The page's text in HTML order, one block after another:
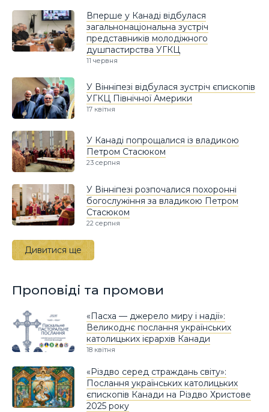
Вперше у Канаді відбулася
загальнонаціональна зустріч
представників молодіжного
душпастирства УГКЦ
11 червня
У Вінніпезі відбулася зустріч єпископів
УГКЦ Північної Америки
17 квітня
У Канаді попрощалися із владикою
Петром Стасюком
23 серпня
У Вінніпезі розпочалися похоронні
богослужіння за владикою Петром
Стасюком
22 серпня
Дивитися ще
Проповіді та промови
«Пасха — джерело миру і надії»:
Великоднє послання українських
католицьких ієрархів Канади
18 квітня
«Різдво серед страждань світу»:
Послання українських католицьких
єпископів Канади на Різдво Христове
2025 року